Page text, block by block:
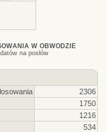
W OBWODZIE
na posłów
2306
1750
1216
534